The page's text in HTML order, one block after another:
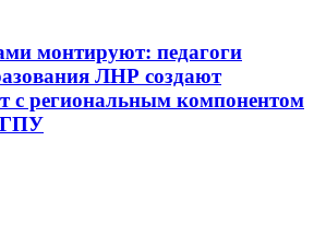
монтируют: педагоги
ЛНР создают
с региональным компонентом